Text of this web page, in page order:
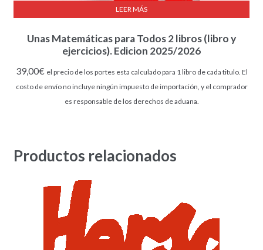
Unas Matemáticas para Todos 2 libros (libro y
ejercicios). Edicion 2025/2026
39,00€ el precio de los portes esta calculado para 1 libro de cada titulo. El
costo de envío no incluye ningún impuesto de importación, y el comprador
es responsable de los derechos de aduana.
LEER MÁS
Productos relacionados